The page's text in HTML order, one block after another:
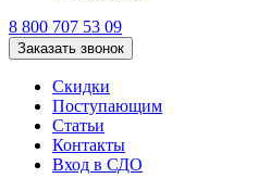
8 800 707 53 09
Заказать звонок
Скидки
Поступающим
Статьи
Контакты
Вход в СДО